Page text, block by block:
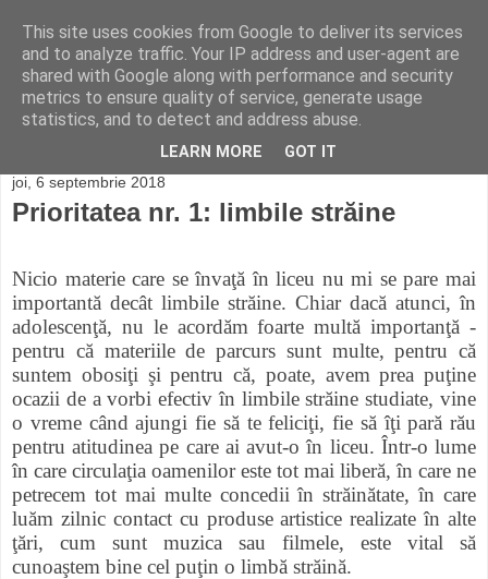
Colegiul Economic
Online
joi, 6 septembrie 2018
Prioritatea nr. 1: limbile străine
Nicio materie care se învaţă în liceu nu mi se pare mai
importantă decât limbile străine. Chiar dacă atunci, în
adolescenţă, nu le acordăm foarte multă importanţă -
pentru că materiile de parcurs sunt multe, pentru că
suntem obosiţi şi pentru că, poate, avem prea puţine
ocazii de a vorbi efectiv în limbile străine studiate, vine
o vreme când ajungi fie să te feliciţi, fie să îţi pară rău
pentru atitudinea pe care ai avut-o în liceu. Într-o lume
în care circulaţia oamenilor este tot mai liberă, în care ne
petrecem tot mai multe concedii în străinătate, în care
luăm zilnic contact cu produse artistice realizate în alte
ţări, cum sunt muzica sau filmele, este vital să
cunoaştem bine cel puţin o limbă străină.
This site uses cookies from Google to deliver its services
and to analyze traffic. Your IP address and user-agent are
shared with Google along with performance and security
metrics to ensure quality of service, generate usage
statistics, and to detect and address abuse.
LEARN MORE GOT IT